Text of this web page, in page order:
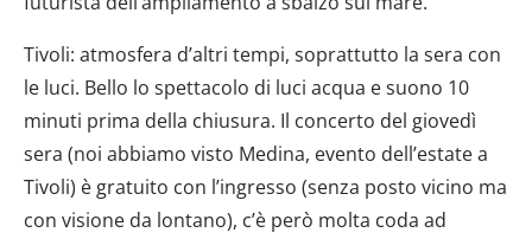
Tivoli: atmosfera d’altri tempi, soprattutto la sera con
le luci. Bello lo spettacolo di luci acqua e suono 10
minuti prima della chiusura. Il concerto del giovedì
sera (noi abbiamo visto Medina, evento dell’estate a
Tivoli) è gratuito con l’ingresso (senza posto vicino ma
con visione da lontano), c’è però molta coda ad